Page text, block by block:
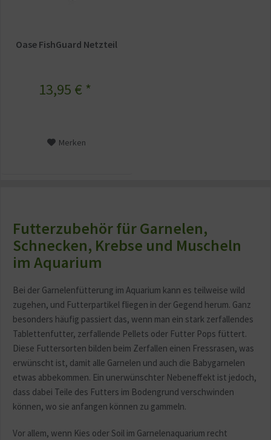
Oase FishGuard Netzteil
13,95 € *
Merken
Futterzubehör für Garnelen,
Schnecken, Krebse und Muscheln
im Aquarium
Bei der Garnelenfütterung im Aquarium kann es teilweise wild
zugehen, und Futterpartikel fliegen in der Gegend herum. Ganz
besonders häufig passiert das, wenn man ein stark zerfallendes
Tablettenfutter, zerfallende Pellets oder Futter Pops füttert.
Diese Futtersorten bilden beim Zerfallen einen Fressrasen, was
erwünscht ist, damit alle Garnelen und auch die Babygarnelen
etwas abbekommen. Ein unerwünschter Nebeneffekt ist jedoch,
dass dabei Teile des Futters im Bodengrund verschwinden
können, wo sie anfangen können zu gammeln.
Vor allem, wenn Kies oder Soil im Garnelenaquarium recht